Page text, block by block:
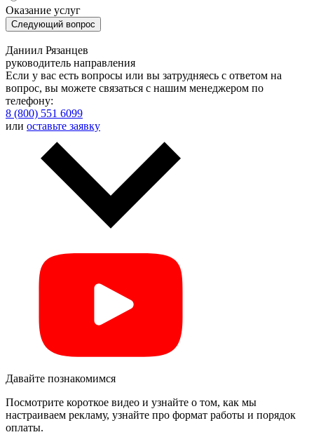
Оказание услуг
Следующий вопрос
Даниил Рязанцев
руководитель направления
Если у вас есть вопросы или вы затрудняесь с ответом на
вопрос, вы можете связаться с нашим менеджером по
телефону:
8 (800) 551 6099
или оставьте заявку
Давайте познакомимся
Посмотрите короткое видео и узнайте о том, как мы
настраиваем рекламу, узнайте про формат работы и порядок
оплаты.